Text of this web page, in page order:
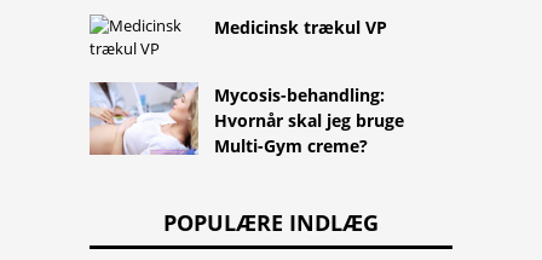
Medicinsk trækul VP
Mycosis-behandling:
Hvornår skal jeg bruge
Multi-Gym creme?
POPULÆRE INDLÆG